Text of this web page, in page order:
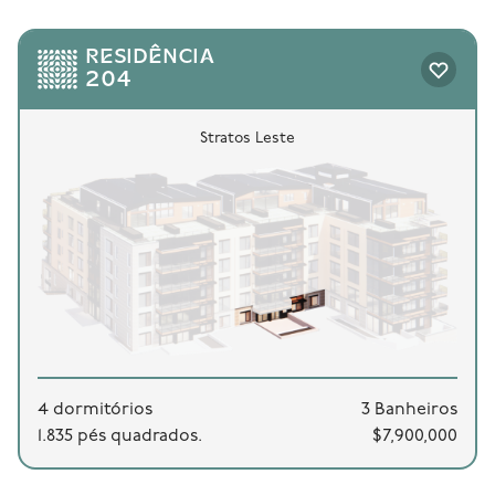
RESIDÊNCIA
204
Stratos Leste
4 dormitórios
3 Banheiros
1.835 pés quadrados.
$7,900,000